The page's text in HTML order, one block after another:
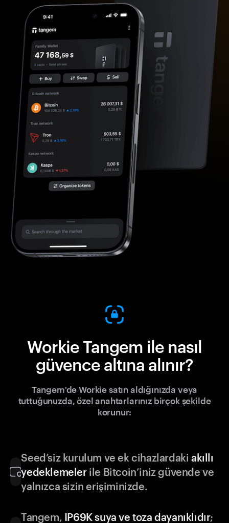
Workie Tangem ile nasıl
güvence altına alınır?
Tangem'de Workie satın aldığınızda veya
tuttuğunuzda, özel anahtarlarınız birçok şekilde
korunur:
Seed’siz kurulum ve ek cihazlardakiakıllı
yedeklemelerile Bitcoin’iniz güvende ve
yalnızca sizin erişiminizde.
Tangem, IP69K suya ve toza dayanıklıdır;